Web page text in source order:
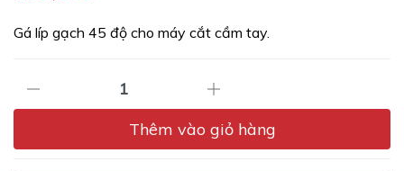
Gá líp gạch 45 độ cho máy cắt cầm tay.
Thêm vào giỏ hàng